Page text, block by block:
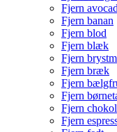
Fjern
Fjern banan
Fjern blod
Fjern blæk
Fjern
Fjern bræk
Fjern
Fjern
Fjern
Fjern